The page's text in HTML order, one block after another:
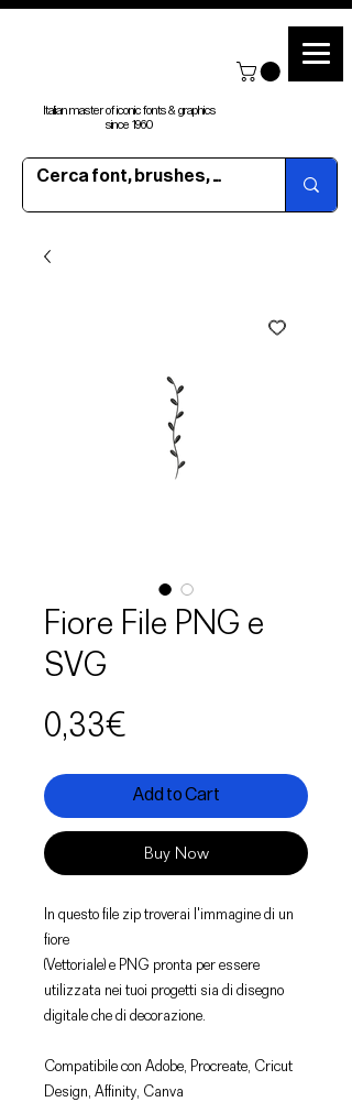
Italian master of iconic fonts & graphics
since 1960
Fiore File PNG e
SVG
0,33€
Add to Cart
Buy Now
In questo file zip troverai l'immagine di un
fiore
(Vettoriale) e PNG pronta per essere
utilizzata nei tuoi progetti sia di disegno
digitale che di decorazione.
Compatibile con Adobe, Procreate, Cricut
Design, Affinity, Canva